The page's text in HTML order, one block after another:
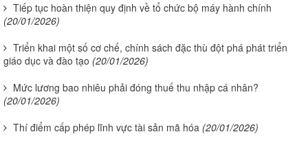
Tiếp tục hoàn thiện quy định về tổ chức bộ máy hành chính
(20/01/2026)
Triển khai một số cơ chế, chính sách đặc thù đột phá phát triển
giáo dục và đào tạo (20/01/2026)
Mức lương bao nhiêu phải đóng thuế thu nhập cá nhân?
(20/01/2026)
Thí điểm cấp phép lĩnh vực tài sản mã hóa (20/01/2026)